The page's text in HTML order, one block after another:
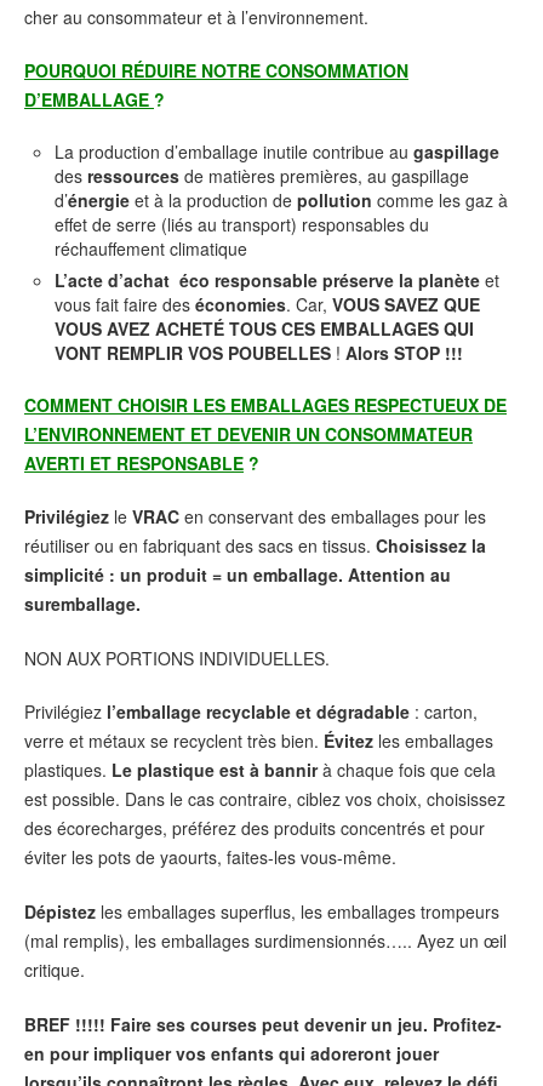
cher au consommateur et à l’environnement.
POURQUOI RÉDUIRE NOTRE CONSOMMATION
D’EMBALLAGE ?
La production d’emballage inutile contribue au gaspillage
des ressources de matières premières, au gaspillage
d’énergie et à la production de pollution comme les gaz à
effet de serre (liés au transport) responsables du
réchauffement climatique
L’acte d’achat éco responsable préserve la planète et
vous fait faire des économies. Car, VOUS SAVEZ QUE
VOUS AVEZ ACHETÉ TOUS CES EMBALLAGES QUI
VONT REMPLIR VOS POUBELLES ! Alors STOP !!!
COMMENT CHOISIR LES EMBALLAGES RESPECTUEUX DE
L’ENVIRONNEMENT ET DEVENIR UN CONSOMMATEUR
AVERTI ET RESPONSABLE ?
Privilégiez le VRAC en conservant des emballages pour les
réutiliser ou en fabriquant des sacs en tissus. Choisissez la
simplicité : un produit = un emballage. Attention au
suremballage.
NON AUX PORTIONS INDIVIDUELLES.
Privilégiez l’emballage recyclable et dégradable : carton,
verre et métaux se recyclent très bien. Évitez les emballages
plastiques. Le plastique est à bannirà chaque fois que cela
est possible. Dans le cas contraire, ciblez vos choix, choisissez
des écorecharges, préférez des produits concentrés et pour
éviter les pots de yaourts, faites-les vous-même.
Dépistez les emballages superflus, les emballages trompeurs
(mal remplis), les emballages surdimensionnés….. Ayez un œil
critique.
BREF !!!!! Faire ses courses peut devenir un jeu. Profitez-
en pour impliquer vos enfants qui adoreront jouer